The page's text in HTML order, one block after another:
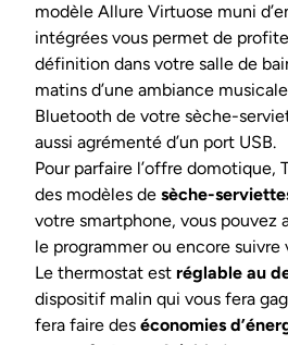
modèle Allure Virtuose muni
intégrées vous permet de
définition dans votre salle de
matins d’une ambiance
Bluetooth de votre sèche-
aussi agrémenté d’un port USB.
Pour parfaire l’offre domotique,
des modèles de sèche-
votre smartphone, vous pouvez
le programmer ou encore
Le thermostat est réglable au
dispositif malin qui vous fera
fera faire des économies